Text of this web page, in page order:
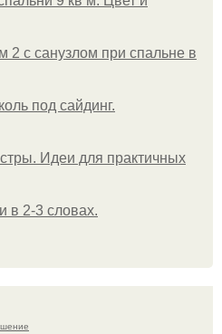
2 с санузлом при спальне в
под сайдинг.
Идеи для практичных
в 2-3 словах.